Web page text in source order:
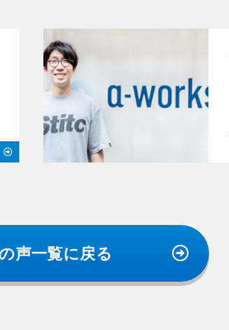
声一覧に戻る